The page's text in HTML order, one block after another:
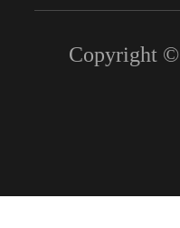
Copyright